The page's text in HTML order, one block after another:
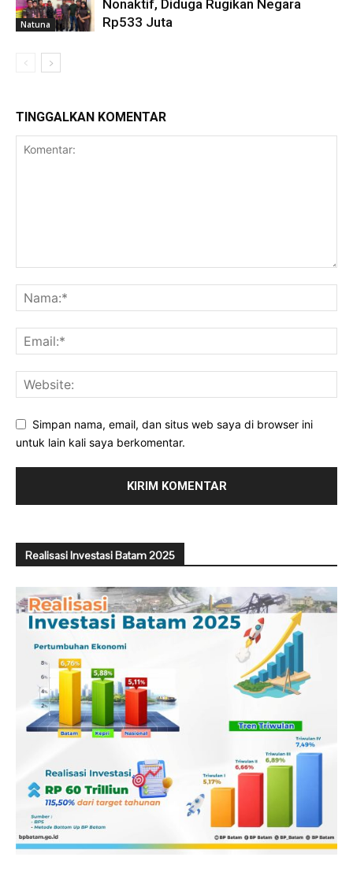
Natuna
Nonaktif, Diduga Rugikan Negara
Rp533 Juta
TINGGALKAN KOMENTAR
Simpan nama, email, dan situs web saya di browser ini
untuk lain kali saya berkomentar.
Realisasi Investasi Batam 2025